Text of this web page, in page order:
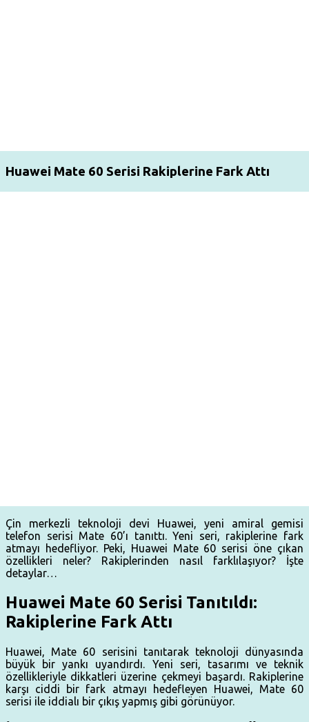
Huawei Mate 60 Serisi Rakiplerine Fark Attı
Çin merkezli teknoloji devi Huawei, yeni amiral gemisi
telefon serisi Mate 60’ı tanıttı. Yeni seri, rakiplerine fark
atmayı hedefliyor. Peki, Huawei Mate 60 serisi öne çıkan
özellikleri neler? Rakiplerinden nasıl farklılaşıyor? İşte
detaylar…
Huawei Mate 60 Serisi Tanıtıldı:
Rakiplerine Fark Attı
Huawei, Mate 60 serisini tanıtarak teknoloji dünyasında
büyük bir yankı uyandırdı. Yeni seri, tasarımı ve teknik
özellikleriyle dikkatleri üzerine çekmeyi başardı. Rakiplerine
karşı ciddi bir fark atmayı hedefleyen Huawei, Mate 60
serisi ile iddialı bir çıkış yapmış gibi görünüyor.